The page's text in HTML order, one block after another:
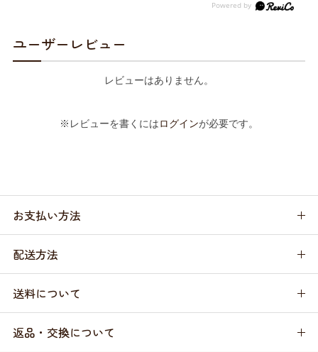
ユーザーレビュー
レビューはありません。
※レビューを書くにはログインが必要です。
お支払い方法
配送方法
送料について
返品・交換について